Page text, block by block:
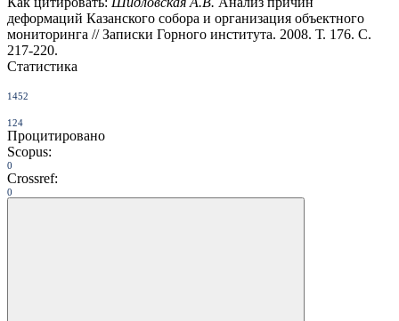
деформаций Казанского собора и организация объектного
мониторинга // Записки Горного института. 2008. Т. 176. С.
217-220.
Статистика
1452
124
Процитировано
Scopus:
0
Crossref:
0